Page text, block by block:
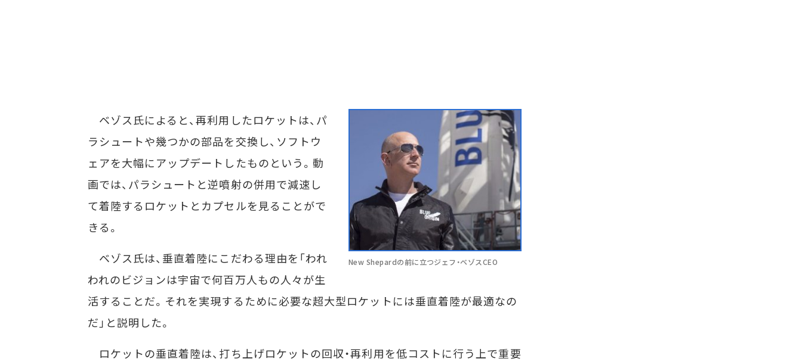
New Shepardの前に立つジェフ・ベゾスCEO
ベゾス氏によると、再利用したロケットは、パ
ラシュートや幾つかの部品を交換し、ソフトウ
ェアを大幅にアップデートしたものという。動
画では、パラシュートと逆噴射の併用で減速し
て着陸するロケットとカプセルを見ることがで
きる。
ベゾス氏は、垂直着陸にこだわる理由を「われ
われのビジョンは宇宙で何百万人もの人々が生
活することだ。それを実現するために必要な超大型ロケットには垂直着陸が最適なの
だ」と説明した。
ロケットの垂直着陸は、打ち上げロケットの回収・再利用を低コストに行う上で重要